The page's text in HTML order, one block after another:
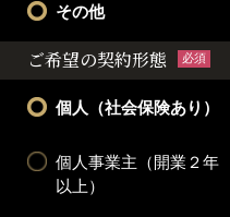
その他
ご希望の契約形態 必須
個人（社会保険あり）
個人事業主（開業２年
以上）